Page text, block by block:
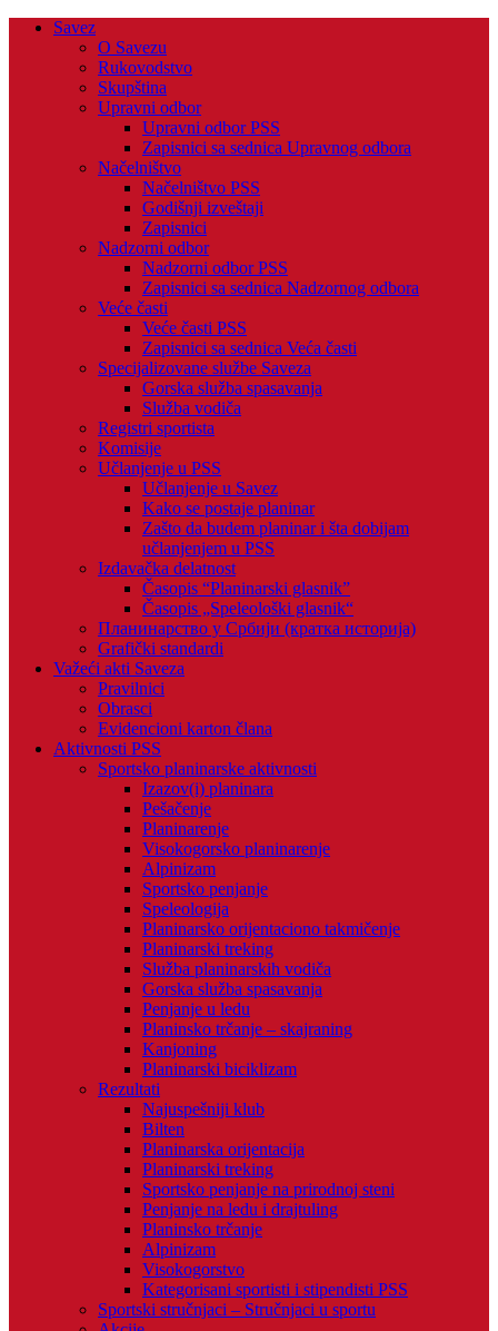
Savez
O Savezu
Rukovodstvo
Skupština
Upravni odbor
Upravni odbor PSS
Zapisnici sa sednica Upravnog odbora
Načelništvo
Načelništvo PSS
Godišnji izveštaji
Zapisnici
Nadzorni odbor
Nadzorni odbor PSS
Zapisnici sa sednica Nadzornog odbora
Veće časti
Veće časti PSS
Zapisnici sa sednica Veća časti
Specijalizovane službe Saveza
Gorska služba spasavanja
Služba vodiča
Registri sportista
Komisije
Učlanjenje u PSS
Učlanjenje u Savez
Kako se postaje planinar
Zašto da budem planinar i šta dobijam
učlanjenjem u PSS
Izdavačka delatnost
Časopis “Planinarski glasnik”
Časopis „Speleološki glasnik“
Планинарство у Србији (кратка историја)
Grafički standardi
Važeći akti Saveza
Pravilnici
Obrasci
Evidencioni karton člana
Aktivnosti PSS
Sportsko planinarske aktivnosti
Izazov(i) planinara
Pešačenje
Planinarenje
Visokogorsko planinarenje
Alpinizam
Sportsko penjanje
Speleologija
Planinarsko orijentaciono takmičenje
Planinarski treking
Služba planinarskih vodiča
Gorska služba spasavanja
Penjanje u ledu
Planinsko trčanje – skajraning
Kanjoning
Planinarski biciklizam
Rezultati
Najuspešniji klub
Bilten
Planinarska orijentacija
Planinarski treking
Sportsko penjanje na prirodnoj steni
Penjanje na ledu i drajtuling
Planinsko trčanje
Alpinizam
Visokogorstvo
Kategorisani sportisti i stipendisti PSS
Sportski stručnjaci – Stručnjaci u sportu